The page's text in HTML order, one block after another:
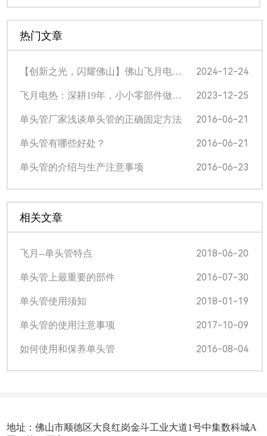
热门文章
【创新之光，闪耀佛山】佛山飞月电热科技挺进光电产业专业赛半决赛！ 2024-12-24
飞月电热：深耕19年，小小零部件做出大品牌 | 顺德“企”示录㊽ 2023-12-25
单头管厂家浅谈单头管的正确固定方法 2016-06-21
单头管有哪些好处？ 2016-06-21
单头管的介绍与生产注意事项 2016-06-23
相关文章
飞月--单头管特点 2018-06-20
单头管上最重要的部件 2016-07-30
单头管使用须知 2018-01-19
单头管的使用注意事项 2017-10-09
如何使用和保养单头管 2016-08-04
地址：佛山市顺德区大良红岗金斗工业大道1号中集数科城A